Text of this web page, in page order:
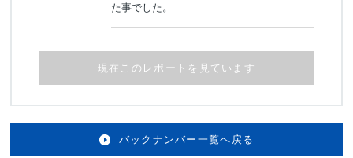
た事でした。
現在このレポートを見ています
バックナンバー一覧へ戻る